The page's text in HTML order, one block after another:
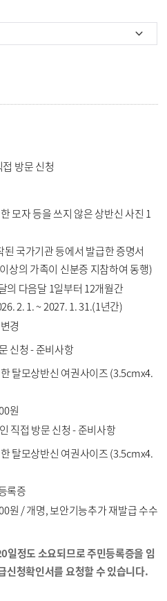
방문 신청
모자 등을 쓰지 않은 상반신 사진 1
국가기관 등에서 발급한 증명서
상의 가족이 신분증 지참하여 동행)
의 다음달 1일부터 12개월간
2. 1. ~ 2027. 1. 31.(1년간)
경
신청 - 준비사항
탈모상반신 여권사이즈 (3.5cmx4.
원
직접 방문 신청 - 준비사항
탈모상반신 여권사이즈 (3.5cmx4.
록증
원 / 개명, 보안기능추가 재발급 수수
일정도 소요되므로 주민등록증을 임
신청확인서를 요청할 수 있습니다.